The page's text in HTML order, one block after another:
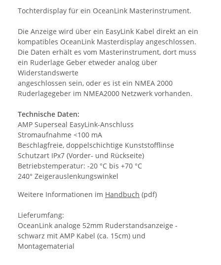
Tochterdisplay für ein OceanLink Masterinstrument.
Die Anzeige wird über ein EasyLink Kabel direkt an ein
kompatibles OceanLink Masterdisplay angeschlossen.
Die Daten erhält es vom Masterinstrument, dort muss
ein Ruderlage Geber etweder analog über
Widerstandswerte
angeschlossen sein, oder es ist ein NMEA 2000
Ruderlagegeber im NMEA2000 Netzwerk vorhanden.
Technische Daten:
AMP Superseal EasyLink-Anschluss
Stromaufnahme <100 mA
Beschlagfreie, doppelschichtige Kunststofflinse
Schutzart IPx7 (Vorder- und Rückseite)
Betriebstemperatur: -20 °C bis +70 °C
240° Zeigerauslenkungswinkel
Weitere Informationen im Handbuch (pdf)
Lieferumfang:
OceanLink analoge 52mm Ruderstandsanzeige -
schwarz mit AMP Kabel (ca. 15cm) und
Montagematerial